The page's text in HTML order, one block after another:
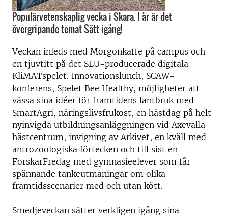
Populärvetenskaplig vecka i Skara. I år är det
övergripande temat Sätt igång!
Veckan inleds med Morgonkaffe på campus och
en tjuvtitt på det SLU-producerade digitala
KliMATspelet. Innovationslunch, SCAW-
konferens, Spelet Bee Healthy, möjligheter att
vässa sina idéer för framtidens lantbruk med
SmartAgri, näringslivsfrukost, en hästdag på helt
nyinvigda utbildningsanläggningen vid Axevalla
hästcentrum, invigning av Arkivet, en kväll med
antrozoologiska förtecken och till sist en
ForskarFredag med gymnasieelever som får
spännande tankeutmaningar om olika
framtidsscenarier med och utan kött.
Smedjeveckan sätter verkligen igång sina